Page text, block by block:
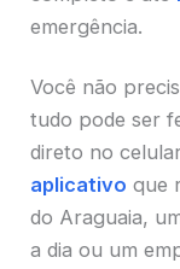
emergência.
Você não
tudo pode ser
direto no
aplicativo que
do Araguaia,
a dia ou um